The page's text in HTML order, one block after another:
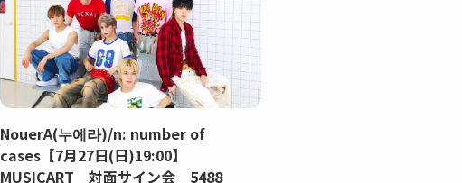
NouerA(누에라)/n: number of
cases【7月27日(日)19:00】
MUSICART 対面サイン会 5488